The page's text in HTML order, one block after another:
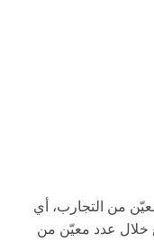
من التجارب، أي
خلال عدد معيّن من